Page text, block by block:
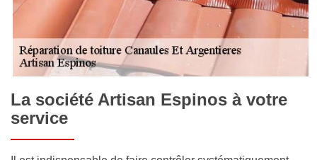
La société Artisan Espinos à votre
service